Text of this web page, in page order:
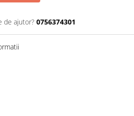
de ajutor? 0756374301